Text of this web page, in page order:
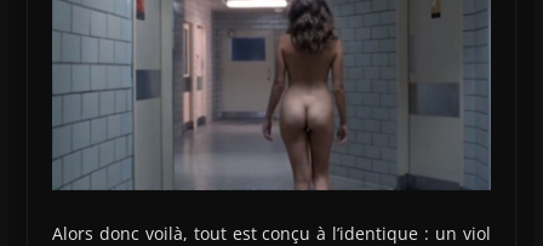
Alors donc voilà, tout est conçu à l’identique : un viol